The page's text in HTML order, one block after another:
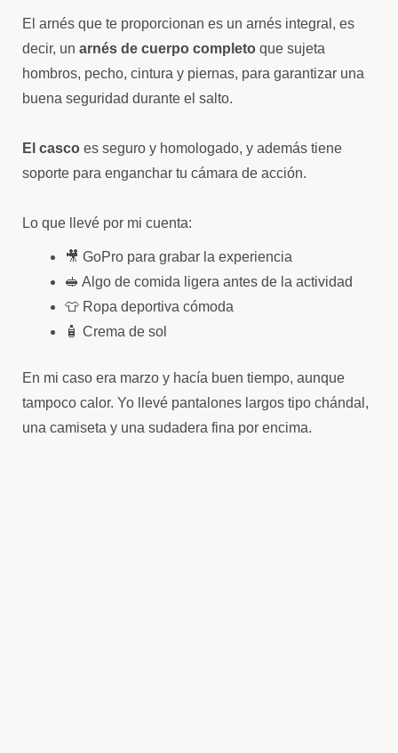
El arnés que te proporcionan es un arnés integral, es
decir, un arnés de cuerpo completo que sujeta
hombros, pecho, cintura y piernas, para garantizar una
buena seguridad durante el salto.
El casco es seguro y homologado, y además tiene
soporte para enganchar tu cámara de acción.
Lo que llevé por mi cuenta:
🎥 GoPro para grabar la experiencia
🥪 Algo de comida ligera antes de la actividad
👕 Ropa deportiva cómoda
🧴 Crema de sol
En mi caso era marzo y hacía buen tiempo, aunque
tampoco calor. Yo llevé pantalones largos tipo chándal,
una camiseta y una sudadera fina por encima.